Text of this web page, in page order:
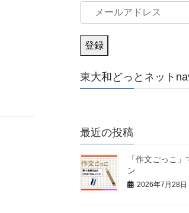
ー
ル
ド
登録
東大和どっとネット
最近の投稿
「作文ごっこ
ン
2026年7月28日